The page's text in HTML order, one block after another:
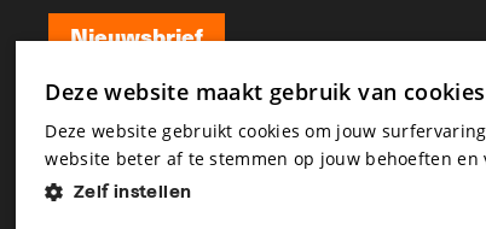
Nieuwsbrief
Nieuwsbrief
Deze website maakt gebruik van
Deze website gebruikt cookies om jouw
website beter af te stemmen op jouw behoeften en
Zelf instellen